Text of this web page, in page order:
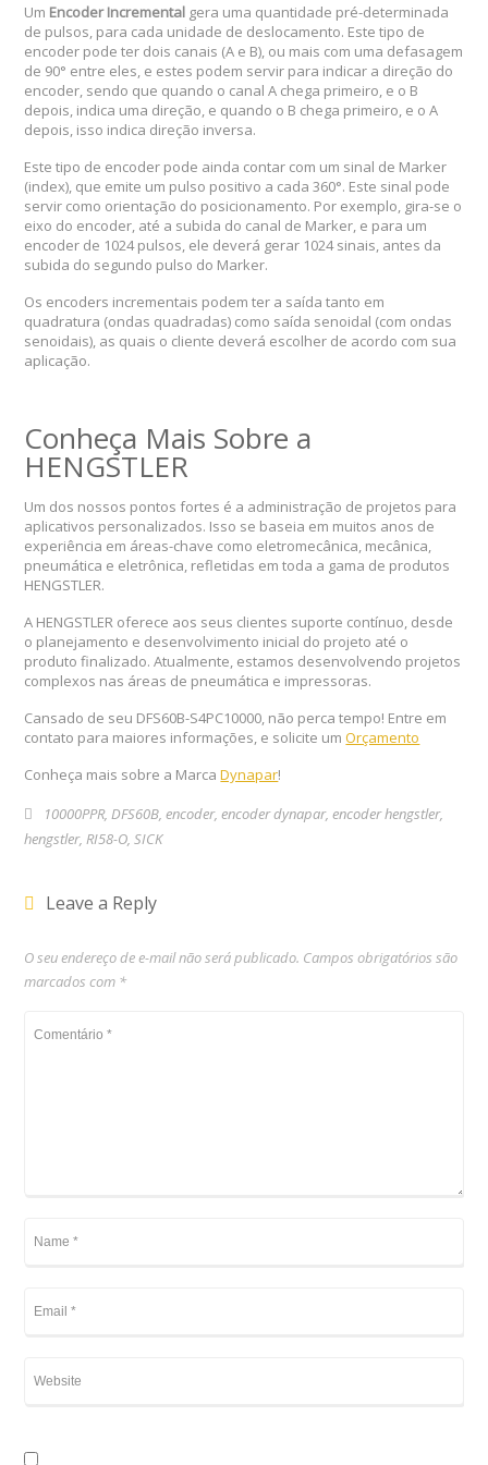
Um Encoder Incremental gera uma quantidade pré-determinada
de pulsos, para cada unidade de deslocamento. Este tipo de
encoder pode ter dois canais (A e B), ou mais com uma defasagem
de 90° entre eles, e estes podem servir para indicar a direção do
encoder, sendo que quando o canal A chega primeiro, e o B
depois, indica uma direção, e quando o B chega primeiro, e o A
depois, isso indica direção inversa.
Este tipo de encoder pode ainda contar com um sinal de Marker
(index), que emite um pulso positivo a cada 360°. Este sinal pode
servir como orientação do posicionamento. Por exemplo, gira-se o
eixo do encoder, até a subida do canal de Marker, e para um
encoder de 1024 pulsos, ele deverá gerar 1024 sinais, antes da
subida do segundo pulso do Marker.
Os encoders incrementais podem ter a saída tanto em
quadratura (ondas quadradas) como saída senoidal (com ondas
senoidais), as quais o cliente deverá escolher de acordo com sua
aplicação.
Conheça Mais Sobre a
HENGSTLER
Um dos nossos pontos fortes é a administração de projetos para
aplicativos personalizados. Isso se baseia em muitos anos de
experiência em áreas-chave como eletromecânica, mecânica,
pneumática e eletrônica, refletidas em toda a gama de produtos
HENGSTLER.
A HENGSTLER oferece aos seus clientes suporte contínuo, desde
o planejamento e desenvolvimento inicial do projeto até o
produto finalizado. Atualmente, estamos desenvolvendo projetos
complexos nas áreas de pneumática e impressoras.
Cansado de seu DFS60B-S4PC10000, não perca tempo! Entre em
contato para maiores informações, e solicite umOrçamento
Conheça mais sobre a MarcaDynapar!
10000PPR,DFS60B,encoder,encoder dynapar,encoder hengstler,
hengstler,RI58-O,SICK
Leave a Reply
O seu endereço de e-mail não será publicado. Campos obrigatórios são
marcados com *